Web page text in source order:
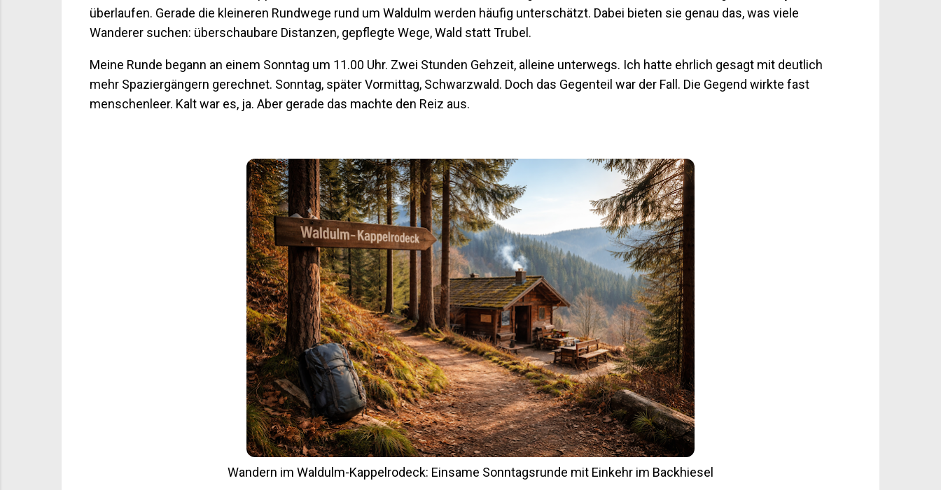
überlaufen. Gerade die kleineren Rundwege rund um Waldulm werden häufig unterschätzt. Dabei bieten sie genau das, was viele
Wanderer suchen: überschaubare Distanzen, gepflegte Wege, Wald statt Trubel.
Meine Runde begann an einem Sonntag um 11.00 Uhr. Zwei Stunden Gehzeit, alleine unterwegs. Ich hatte ehrlich gesagt mit deutlich
mehr Spaziergängern gerechnet. Sonntag, später Vormittag, Schwarzwald. Doch das Gegenteil war der Fall. Die Gegend wirkte fast
menschenleer. Kalt war es, ja. Aber gerade das machte den Reiz aus.
Wandern im Waldulm-Kappelrodeck: Einsame Sonntagsrunde mit Einkehr im Backhiesel